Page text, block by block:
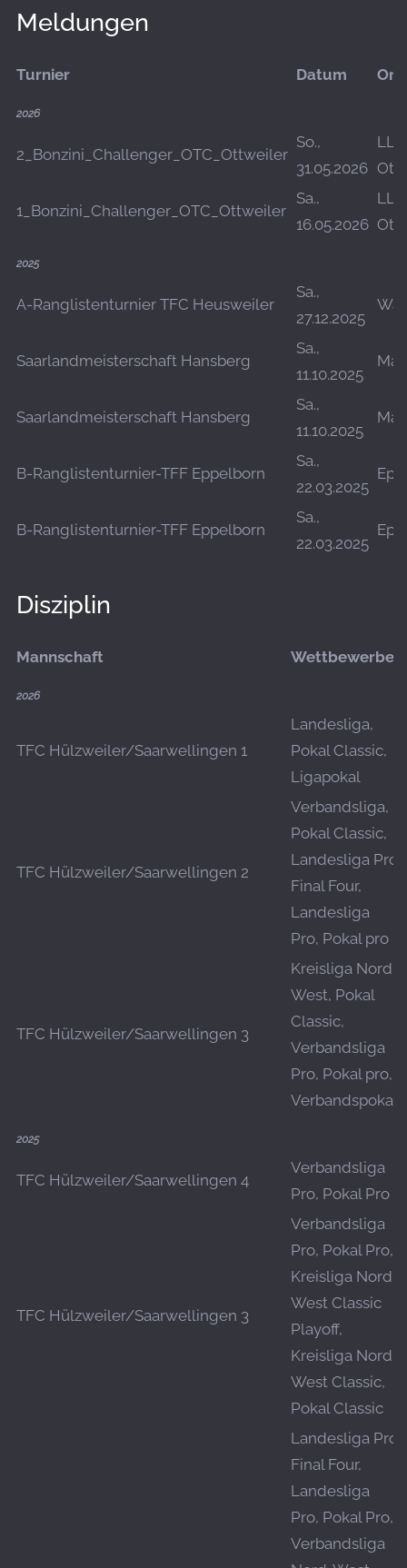
Meldungen
Turnier Datum Ort
2026
2_Bonzini_Challenger_OTC_Ottweiler
So.,
31.05.2026
LLZ
1_Bonzini_Challenger_OTC_Ottweiler
Sa.,
16.05.2026
LLZ
2025
A-Ranglistenturnier TFC Heusweiler
Sa.,
27.12.2025
Saarlandmeisterschaft Hansberg
Sa.,
11.10.2025
Saarlandmeisterschaft Hansberg
Sa.,
11.10.2025
B-Ranglistenturnier-TFF Eppelborn
Sa.,
22.03.2025
B-Ranglistenturnier-TFF Eppelborn
Sa.,
22.03.2025
Disziplin
Mannschaft Wettbewerbe
2026
TFC Hülzweiler/Saarwellingen 1
Landesliga,
Pokal Classic,
Ligapokal
TFC Hülzweiler/Saarwellingen 2
Verbandsliga,
Pokal Classic,
Landesliga Pro
Final Four,
Landesliga
Pro, Pokal pro
TFC Hülzweiler/Saarwellingen 3
Kreisliga Nord-
West, Pokal
Classic,
Verbandsliga
Pro, Pokal pro,
Verbandspokal
2025
TFC Hülzweiler/Saarwellingen 4
Verbandsliga
Pro, Pokal Pro
TFC Hülzweiler/Saarwellingen 3
Verbandsliga
Pro, Pokal Pro,
Kreisliga Nord-
West Classic
Playoff,
Kreisliga Nord-
West Classic,
Pokal Classic
Landesliga Pro
Final Four,
Landesliga
Pro, Pokal Pro,
Verbandsliga